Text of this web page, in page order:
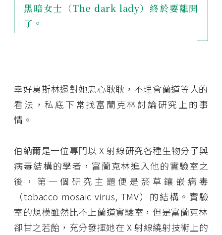
黑暗女士（The dark lady）終於要離開
了。
幸好葛斯林還對她忠心耿耿，不理會蘭道等人的
看法，私底下常找富蘭克林討論研究上的事
情。
伯納爾是一位專門以 X 射線研究各種生物分子與
病毒結構的學者，富蘭克林進入他的實驗室之
後，第一個研究主題便是菸草鑲嵌病毒
（tobacco mosaic virus, TMV）的結構。實驗
室的規模雖然比不上蘭道實驗室，但是富蘭克林
卻甘之若飴，充分發揮她在 X 射線繞射技術上的